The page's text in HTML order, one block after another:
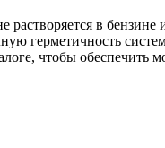
в бензине
герметичность
чтобы обеспечить